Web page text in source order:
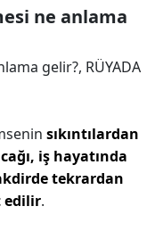
ne anlama
gelir?, RÜYADA
sıkıntılardan
iş hayatında
tekrardan
edilir.